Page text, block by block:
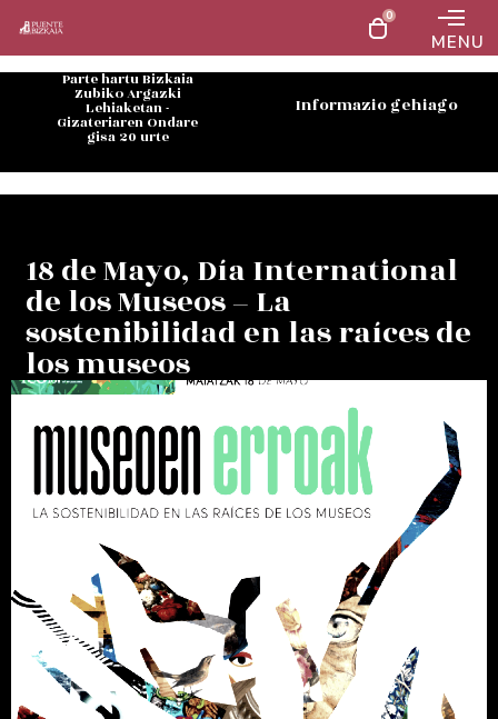
0
MENU
Parte hartu Bizkaia
Zubiko Argazki
Lehiaketan -
Gizateriaren Ondare
gisa 20 urte
Informazio gehiago
18 de Mayo, Día International
de los Museos – La
sostenibilidad en las raíces de
los museos